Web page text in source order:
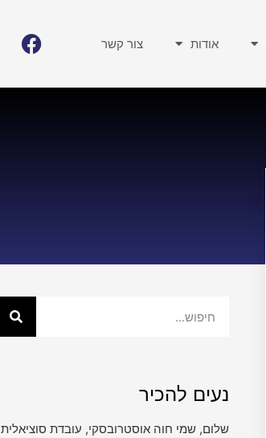
אודות צור קשר
נעים להכיר
שלום, שמי חוה אוסטרובסקי, עובדת סוציאלית